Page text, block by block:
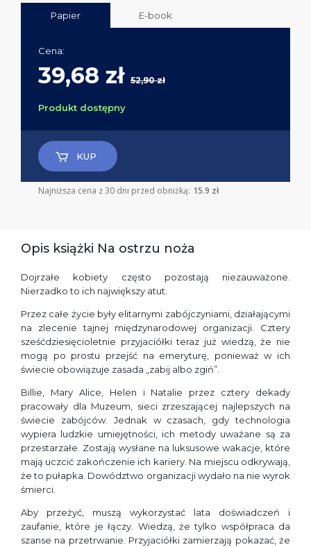
Papier E-book
Cena:
39,68 zł 52,90 zł
Produkt dostępny
KUP
Najniższa cena z 30 dni przed obniżką: 15.9 zł
Opis książki Na ostrzu noża
Dojrzałe kobiety często pozostają niezauważone.
Nierzadko to ich największy atut.
Przez całe życie były elitarnymi zabójczyniami, działającymi
na zlecenie tajnej międzynarodowej organizacji. Cztery
sześćdziesięcioletnie przyjaciółki teraz już wiedzą, że nie
mogą po prostu przejść na emeryturę, ponieważ w ich
świecie obowiązuje zasada „zabij albo zgiń”.
Billie, Mary Alice, Helen i Natalie przez cztery dekady
pracowały dla Muzeum, sieci zrzeszającej najlepszych na
świecie zabójców. Jednak w czasach, gdy technologia
wypiera ludzkie umiejętności, ich metody uważane są za
przestarzałe. Zostają wysłane na luksusowe wakacje, które
mają uczcić zakończenie ich kariery. Na miejscu odkrywają,
że to pułapka. Dowództwo organizacji wydało na nie wyrok
śmierci.
Aby przeżyć, muszą wykorzystać lata doświadczeń i
zaufanie, które je łączy. Wiedzą, że tylko współpraca da
szanse na przetrwanie. Przyjaciółki zamierzają pokazać, że